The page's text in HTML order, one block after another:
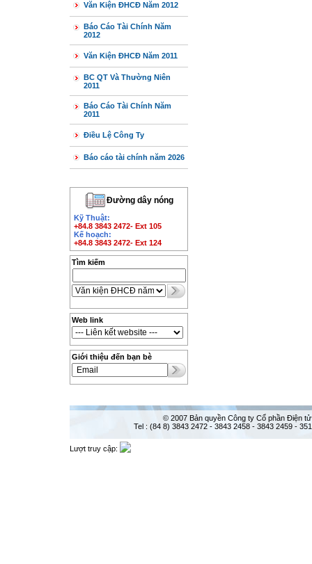
Văn Kiện ĐHCĐ Năm 2012
Báo Cáo Tài Chính Năm
2012
Văn Kiện ĐHCĐ Năm 2011
BC QT Và Thường Niên
2011
Báo Cáo Tài Chính Năm
2011
Điều Lệ Công Ty
Báo cáo tài chính năm 2026
Đường dây nóng
Kỹ Thuật:
+84.8 3843 2472- Ext 105
Kế hoạch:
+84.8 3843 2472- Ext 124
Tìm kiếm
Web link
Giới thiệu đến bạn bè
© 2007 Bản quyền Công ty Cổ phần Điện
Tel : (84 8) 3843 2472 - 3843 2458 - 3843 2459 -
Lượt truy cập: